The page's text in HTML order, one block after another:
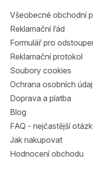
Všeobecné obchodní
Reklamační řád
Formulář pro
Reklamační protokol
Soubory cookies
Ochrana osobních
Doprava a platba
Blog
FAQ - nejčastější
Jak nakupovat
Hodnocení obchodu